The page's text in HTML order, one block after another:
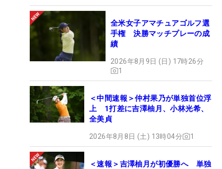
全米女子アマチュアゴルフ選
手権 決勝マッチプレーの成
績
2026年8月9日 (日) 17時26分
1
＜中間速報＞仲村果乃が単独首位浮
上 1打差に吉澤柚月、小林光希、
全美貞
2026年8月8日 (土) 13時04分 1
＜速報＞吉澤柚月が初優勝へ 単独